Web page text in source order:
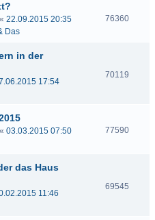
« 22.09.2015 20:35
Das
76360
in der
17:54
70119
« 03.03.2015 07:50
77590
das Haus
11:46
69545